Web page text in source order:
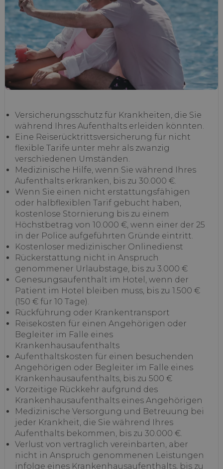
Versicherungsschutz für Krankheiten, die Sie
während Ihres Aufenthalts erleiden könnten.
Eine Reiserücktrittsversicherung für nicht
flexible Tarife unter mehr als zwanzig
verschiedenen Umständen.
Medizinische Hilfe, wenn Sie während Ihres
Aufenthalts erkranken, bis zu 30.000 €.
Wenn Sie einen nicht erstattungsfähigen
oder halbflexiblen Tarif gebucht haben,
kostenlose Stornierung bis zu einem
Höchstbetrag von 10.000 €, wenn einer der 25
in der Police aufgeführten Gründe eintritt.
Kostenloser medizinischer Onlinedienst
Rückerstattung nicht in Anspruch
genommener Urlaubstage, bis zu 3.000 €
Genesungsaufenthalt im Hotel, wenn der
Patient im Hotel bleiben muss, bis zu 1.500 €
(150 € für 10 Tage).
Rückführung oder Krankentransport
Reisekosten für einen Angehörigen oder
Begleiter im Falle eines
Krankenhausaufenthalts
Aufenthaltskosten für einen besuchenden
Angehörigen oder Begleiter im Falle eines
Krankenhausaufenthalts, bis zu 500 €
Vorzeitige Rückkehr aufgrund des
Krankenhausaufenthalts eines Angehörigen
Medizinische Versorgung und Betreuung bei
jeder Krankheit, die Sie während Ihres
Aufenthalts bekommen, bis zu 30.000 €.
Verlust von vertraglich vereinbarten, aber
nicht in Anspruch genommenen Leistungen
infolge eines Krankenhausaufenthalts, bis zu